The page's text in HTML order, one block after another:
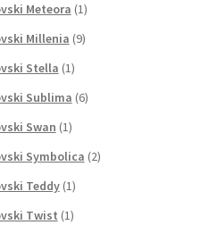
Meteora (1)
Millenia (9)
Stella (1)
Sublima (6)
Swan (1)
Symbolica (2)
Teddy (1)
Twist (1)